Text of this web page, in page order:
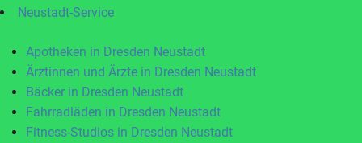
Neustadt-Service
Apotheken in Dresden Neustadt
Ärztinnen und Ärzte in Dresden Neustadt
Bäcker in Dresden Neustadt
Fahrradläden in Dresden Neustadt
Fitness-Studios in Dresden Neustadt